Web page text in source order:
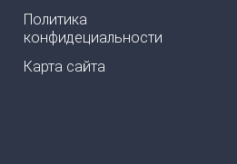
Политика
конфидециальности
Карта сайта